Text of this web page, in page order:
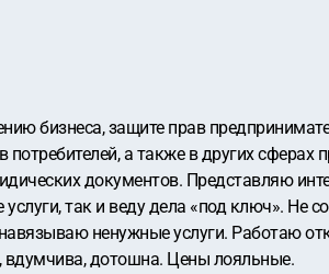
бизнеса, защите прав
потребителей, а также в других сферах
документов. Представляю
так и веду дела «под ключ». Не
ненужные услуги. Работаю
вдумчива, дотошна. Цены лояльные.